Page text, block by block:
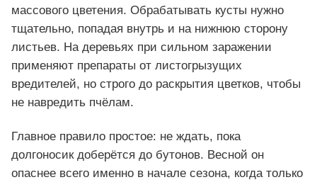
массового цветения. Обрабатывать кусты нужно
тщательно, попадая внутрь и на нижнюю сторону
листьев. На деревьях при сильном заражении
применяют препараты от листогрызущих
вредителей, но строго до раскрытия цветков, чтобы
не навредить пчёлам.
Главное правило простое: не ждать, пока
долгоносик доберётся до бутонов. Весной он
опаснее всего именно в начале сезона, когда только